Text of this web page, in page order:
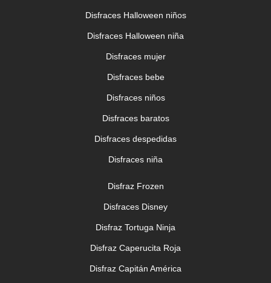
Disfraces Halloween niños
Disfraces Halloween niña
Disfraces mujer
Disfraces bebe
Disfraces niños
Disfraces baratos
Disfraces despedidas
Disfraces niña
Disfraz Frozen
Disfraces Disney
Disfraz Tortuga Ninja
Disfraz Caperucita Roja
Disfraz Capitán América